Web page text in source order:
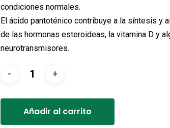
condiciones normales.
El ácido pantoténico contribuye a la síntesis y
de las hormonas esteroideas, la vitamina D y
neurotransmisores.
Añadir al carrito